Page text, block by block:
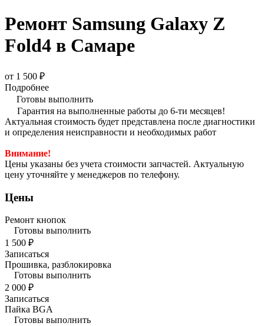
Ремонт Samsung Galaxy Z
Fold4 в Самаре
от 1 500 ₽
Подробнее
Готовы выполнить
Гарантия на выполненные работы до 6-ти месяцев!
Актуальная стоимость будет представлена после диагностики
и определения неисправности и необходимых работ
Внимание!
Цены указаны без учета стоимости запчастей. Актуальную
цену уточняйте у менеджеров по телефону.
Цены
Ремонт кнопок
Готовы выполнить
1 500 ₽
Записаться
Прошивка, разблокировка
Готовы выполнить
2 000 ₽
Записаться
Пайка BGA
Готовы выполнить